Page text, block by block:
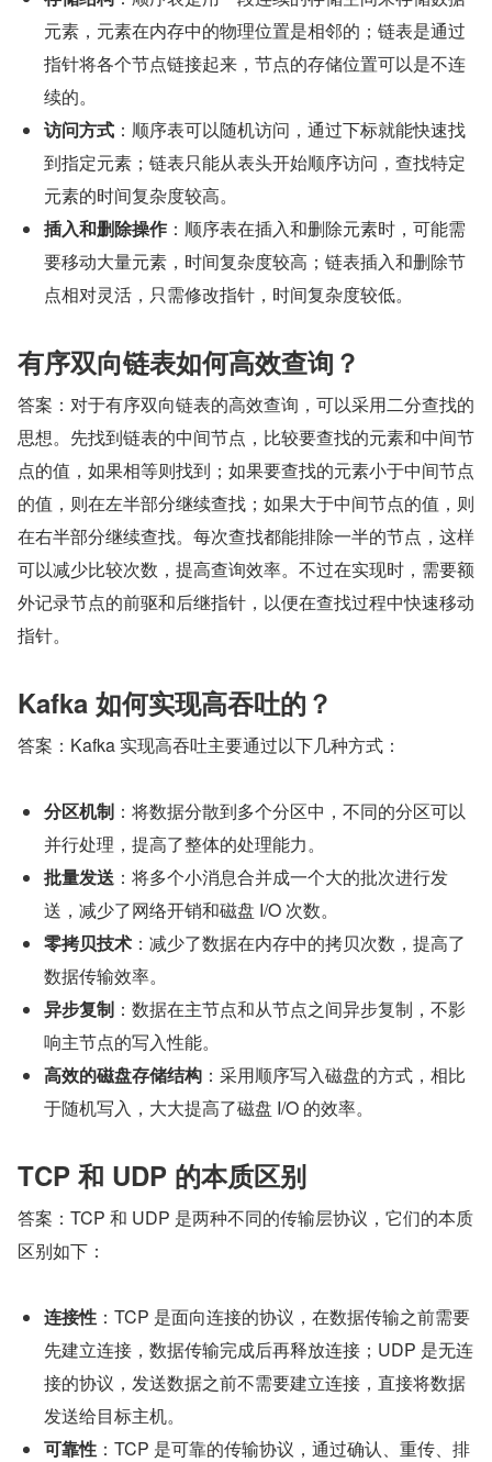
元素，元素在内存中的物理位置是相邻的；链表是通过
指针将各个节点链接起来，节点的存储位置可以是不连
续的。
访问方式 ：顺序表可以随机访问，通过下标就能快速找
到指定元素；链表只能从表头开始顺序访问，查找特定
元素的时间复杂度较高。
插入和删除操作 ：顺序表在插入和删除元素时，可能需
要移动大量元素，时间复杂度较高；链表插入和删除节
点相对灵活，只需修改指针，时间复杂度较低。
有序双向链表如何高效查询？
答案：对于有序双向链表的高效查询，可以采用二分查找的
思想。先找到链表的中间节点，比较要查找的元素和中间节
点的值，如果相等则找到；如果要查找的元素小于中间节点
的值，则在左半部分继续查找；如果大于中间节点的值，则
在右半部分继续查找。每次查找都能排除一半的节点，这样
可以减少比较次数，提高查询效率。不过在实现时，需要额
外记录节点的前驱和后继指针，以便在查找过程中快速移动
指针。
Kafka 如何实现高吞吐的？
答案：Kafka 实现高吞吐主要通过以下几种方式：
分区机制 ：将数据分散到多个分区中，不同的分区可以
并行处理，提高了整体的处理能力。
批量发送 ：将多个小消息合并成一个大的批次进行发
送，减少了网络开销和磁盘 I/O 次数。
零拷贝技术 ：减少了数据在内存中的拷贝次数，提高了
数据传输效率。
异步复制 ：数据在主节点和从节点之间异步复制，不影
响主节点的写入性能。
高效的磁盘存储结构 ：采用顺序写入磁盘的方式，相比
于随机写入，大大提高了磁盘 I/O 的效率。
TCP 和 UDP 的本质区别
答案：TCP 和 UDP 是两种不同的传输层协议，它们的本质
区别如下：
连接性 ：TCP 是面向连接的协议，在数据传输之前需要
先建立连接，数据传输完成后再释放连接；UDP 是无连
接的协议，发送数据之前不需要建立连接，直接将数据
发送给目标主机。
可靠性 ：TCP 是可靠的传输协议，通过确认、重传、排